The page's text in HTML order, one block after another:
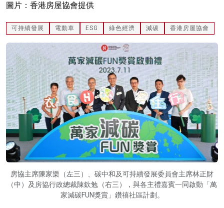
圖片：香港房屋協會提供
可持續發展 電動車 ESG 綠色經濟 減碳 香港房屋協會
房協主席陳家樂（左三）、碳中和及可持續發展委員會主席林正財
（中）及房協行政總裁陳欽勉（右三），與各主禮嘉賓一同啟動「萬
家減碳FUN獎賞」鑽禧社區計劃。